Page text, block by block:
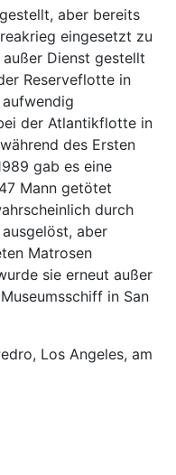
aber bereits
eingesetzt zu
Dienst gestellt
Reserveflotte in
der Atlantikflotte in
des Ersten
gab es eine
Mann getötet
durch
aber
Matrosen
sie erneut außer
in San
Los Angeles, am